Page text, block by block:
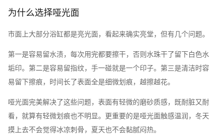
为什么选择哑光面
市面上大部分浴缸都是亮光面，看起来确实亮堂，但有几个问题。
第一是容易留水渍，每次用完都要擦干，否则水珠干了留下白色水
垢印。第二是容易留指纹，手一碰就是一个印子。第三是清洁时容
易留下擦痕，时间长了表面全是细微划痕，越擦越花。
哑光面完美解决了这些问题，表面有轻微的磨砂质感，既耐脏又耐
看，就算有轻微划痕也不明显。更重要的是哑光面触感温润，冬天
摸上去不会觉得冰凉刺骨，夏天也不会黏腻闷热。